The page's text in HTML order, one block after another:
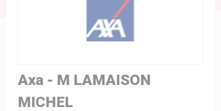
Axa - M LAMAISON
MICHEL